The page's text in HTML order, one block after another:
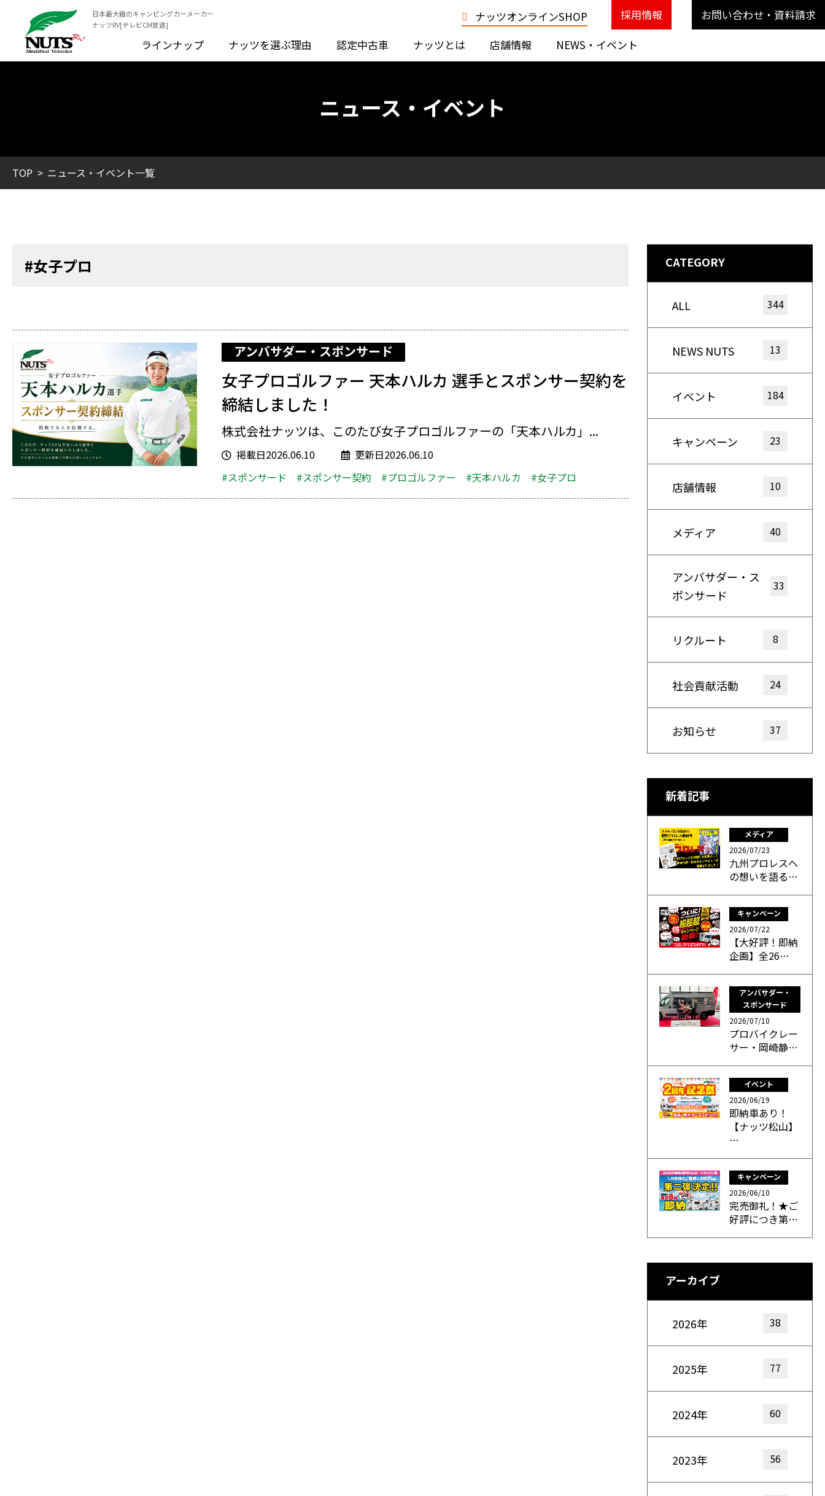
日本最大級のキャンピングカーメーカー
ナッツRV[テレビCM放送]
お問い合わせ・資料請求
ラインナップ
ナッツを選ぶ理由 認定中古車 ナッツとは 店舗情報 NEWS・イベント
ナッツオンラインSHOP 採用情報
ニュース・イベント
TOP ニュース・イベント一覧
#女子プロ
アンバサダー・スポンサード
女子プロゴルファー 天本ハルカ 選手とスポンサー契約を
締結しました！
株式会社ナッツは、このたび女子プロゴルファーの「天本ハルカ」...
掲載日2026.06.10
更新日2026.06.10
#スポンサード
#スポンサー契約 #プロゴルファー #天本ハルカ #女子プロ
CATEGORY
ALL 344
NEWS NUTS 13
イベント 184
キャンペーン 23
店舗情報 10
メディア 40
アンバサダー・ス
ポンサード
33
リクルート 8
社会貢献活動 24
お知らせ 37
新着記事
メディア
2026/07/23
九州プロレスへ
の想いを語る…
キャンペーン
2026/07/22
【大好評！即納
企画】全26…
アンバサダー・
スポンサード
2026/07/10
プロバイクレー
サー・岡崎静…
イベント
2026/06/19
即納車あり！
【ナッツ松山】
…
キャンペーン
2026/06/10
完売御礼！★ご
好評につき第…
アーカイブ
2026年 38
2025年 77
2024年 60
2023年 56